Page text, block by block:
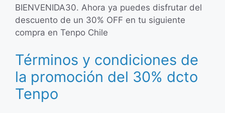
BIENVENIDA30. Ahora ya puedes disfrutar del
descuento de un 30% OFF en tu siguiente
compra en Tenpo Chile
Términos y condiciones de
la promoción del 30% dcto
Tenpo